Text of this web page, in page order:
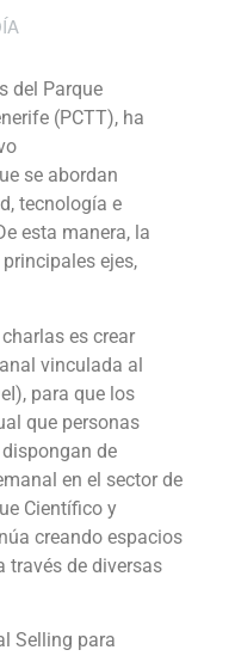
del Parque
(PCTT), ha
se abordan
tecnología e
esta manera, la
ejes,
es crear
vinculada al
para que los
que personas
de
en el sector de
Científico y
creando espacios
través de diversas
Selling para